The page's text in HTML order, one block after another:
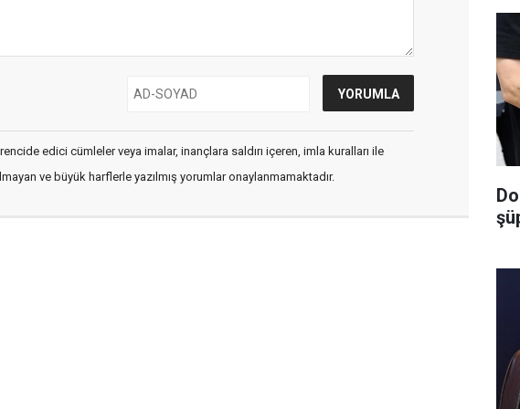
edici cümleler veya imalar, inançlara saldırı içeren, imla kuralları ile
ve büyük harflerle yazılmış yorumlar onaylanmamaktadır.